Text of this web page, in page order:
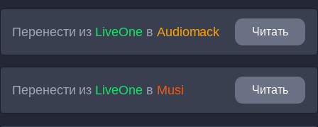
Перенести из LiveOneв Audiomack Читать
Перенести из LiveOneв Musi Читать